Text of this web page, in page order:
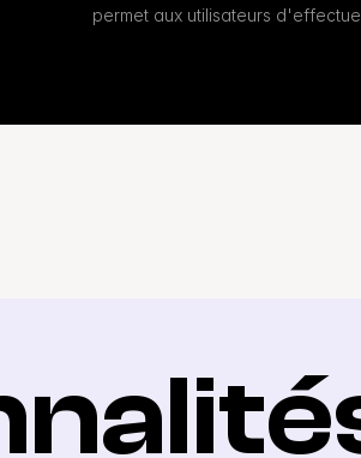
permet aux utilisateurs